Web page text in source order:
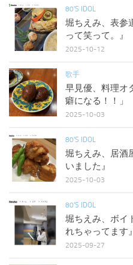
80'S IDOL
堀ちえみ、表参
って笑って。』
2025-10-12
歌手
早見優、料理オ
癖になる！！」
2025-10-03
80'S IDOL
堀ちえみ、居酒
いました』
2025-10-03
80'S IDOL
堀ちえみ、ボイ
れちゃってます』
2025-09-27